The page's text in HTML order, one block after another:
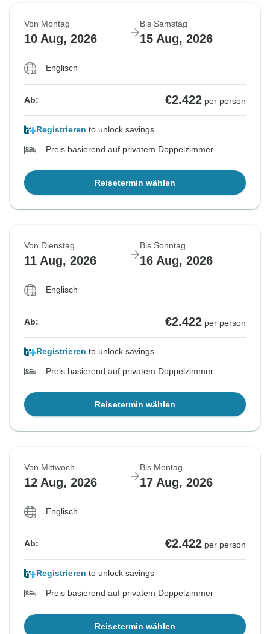
Von Montag
10 Aug, 2026
Bis Samstag
15 Aug, 2026
Englisch
Ab: €2.422 per person
Registrieren to unlock savings
Preis basierend auf privatem Doppelzimmer
Reisetermin wählen
Von Dienstag
11 Aug, 2026
Bis Sonntag
16 Aug, 2026
Englisch
Ab: €2.422 per person
Registrieren to unlock savings
Preis basierend auf privatem Doppelzimmer
Reisetermin wählen
Von Mittwoch
12 Aug, 2026
Bis Montag
17 Aug, 2026
Englisch
Ab: €2.422 per person
Registrieren to unlock savings
Preis basierend auf privatem Doppelzimmer
Reisetermin wählen